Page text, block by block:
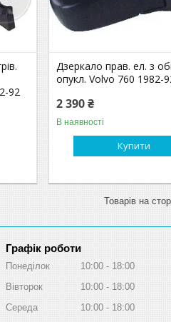
92
Дзеркало прав. ел. з
опукл. Volvo 760 1982-
2 390 ₴
В наявності
Купити
Графік роботи
Понеділок 10:00
18:00
Вівторок
10:00
18:00
Середа
10:00 18:00